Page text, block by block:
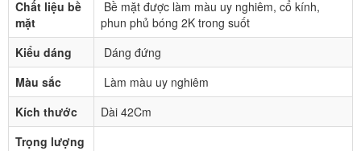
Chất liệu bề
mặt
Bề mặt được làm màu uy nghiêm, cổ kính,
phun phủ bóng 2K trong suốt
Kiểu dáng
Dáng đứng
Màu sắc
Làm màu uy nghiêm
Kích thước
Dài 42Cm
Trọng lượng